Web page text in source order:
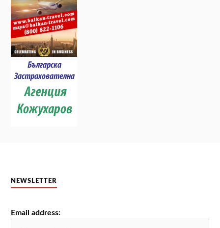
NEWSLETTER
Email address: